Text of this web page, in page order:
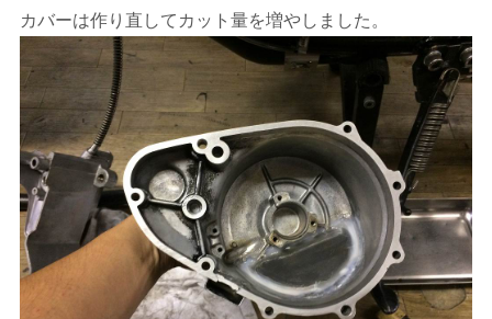
カバーは作り直してカット量を増やしました。